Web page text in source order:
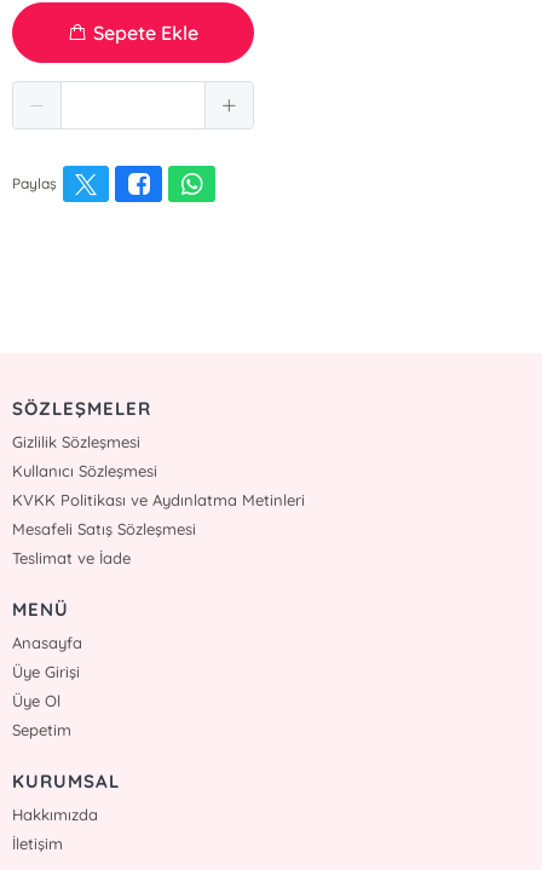
Sepete Ekle
Paylaş
SÖZLEŞMELER
Gizlilik Sözleşmesi
Kullanıcı Sözleşmesi
KVKK Politikası ve Aydınlatma Metinleri
Mesafeli Satış Sözleşmesi
Teslimat ve İade
MENÜ
Anasayfa
Üye Girişi
Üye Ol
Sepetim
KURUMSAL
Hakkımızda
İletişim